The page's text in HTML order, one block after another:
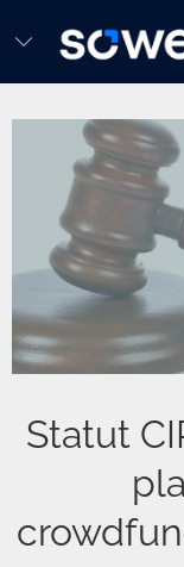
to
Statut